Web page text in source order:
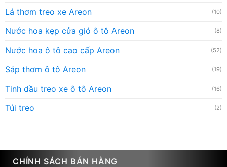
Lá thơm treo xe Areon (10)
Nước hoa kẹp cửa gió ô tô Areon (8)
Nước hoa ô tô cao cấp Areon (52)
Sáp thơm ô tô Areon (19)
Tinh dầu treo xe ô tô Areon (16)
Túi treo (2)
CHÍNH SÁCH BÁN HÀNG